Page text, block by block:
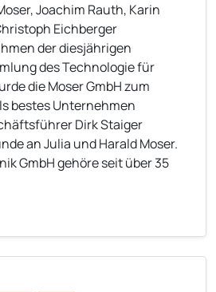
Joachim Rauth, Karin
Eichberger
der diesjährigen
des Technologie für
die Moser GmbH zum
bestes Unternehmen
Dirk Staiger
an Julia und Harald Moser.
GmbH gehöre seit über 35